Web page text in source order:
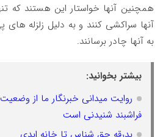
همچنین آنها خواستار این هستند که
آنها سراکشی کنند و به دلیل زلزله
به آنها چادر برسانند.
بیشتر بخوانید:
روایت میدانی خبرنگار ما از وضعیت
فراشبند شنیدنی است